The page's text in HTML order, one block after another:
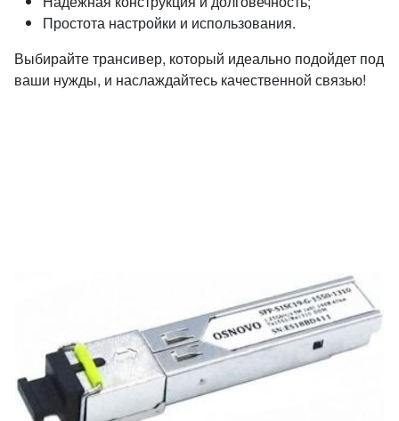
Простота настройки и использования.
Выбирайте трансивер, который идеально подойдет под
ваши нужды, и наслаждайтесь качественной связью!